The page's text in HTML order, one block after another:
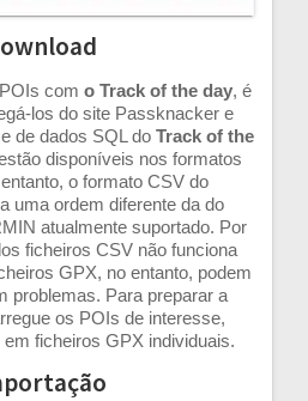
com o Track of the day, é
los do site Passknacker e
de dados SQL do Track of the
disponíveis nos formatos
o formato CSV do
uma ordem diferente da do
atualmente suportado. Por
ficheiros CSV não funciona
GPX, no entanto, podem
problemas. Para preparar a
os POIs de interesse,
ficheiros GPX individuais.